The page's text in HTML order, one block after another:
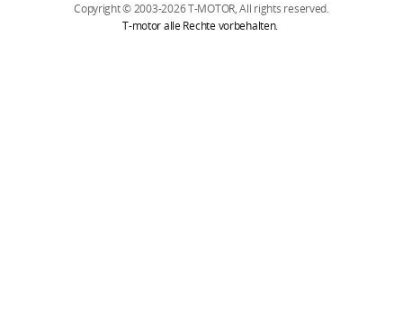
Copyright © 2003-2026 T-MOTOR, All rights reserved.
T-motor alle Rechte vorbehalten.